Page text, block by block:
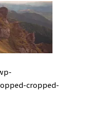
cropped-